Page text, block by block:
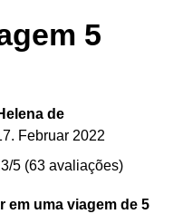
5
de
Februar 2022
5 (63 avaliações)
em uma viagem de 5